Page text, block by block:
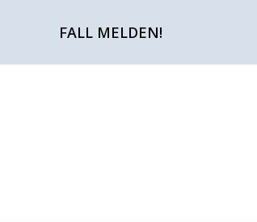
FALL MELDEN!